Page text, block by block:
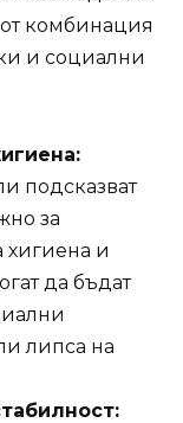
комбинация
и социални
подсказват
за
хигиена и
да бъдат
липса на